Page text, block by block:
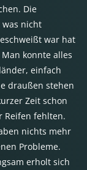
Die
was nicht
war hat
konnte alles
einfach
draußen stehen
Zeit schon
Reifen fehlten.
nichts mehr
Probleme.
erholt sich